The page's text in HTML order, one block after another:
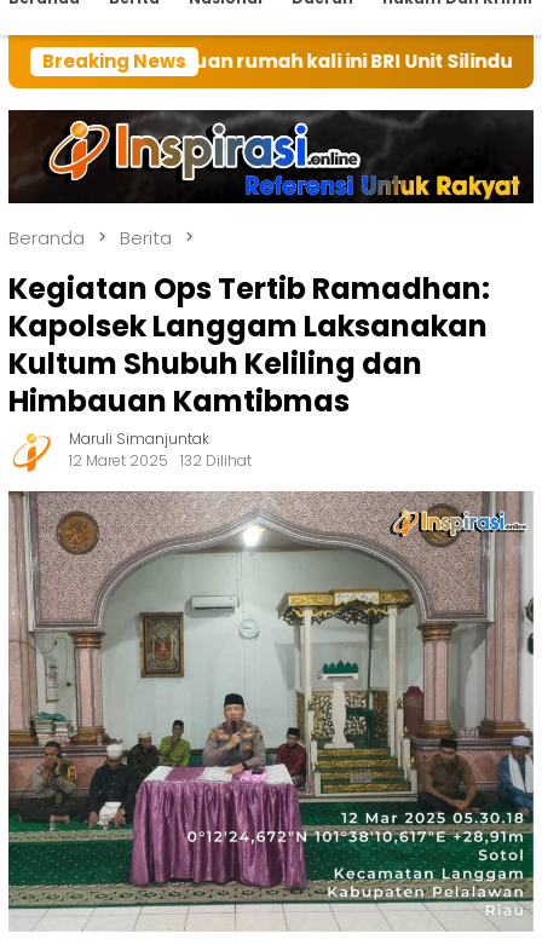
Breaking News
tuan rumah kali ini BRI Unit Silindung Tarutung
Beranda Berita
Kegiatan Ops Tertib Ramadhan:
Kapolsek Langgam Laksanakan
Kultum Shubuh Keliling dan
Himbauan Kamtibmas
Maruli Simanjuntak
12 Maret 2025
132 Dilihat